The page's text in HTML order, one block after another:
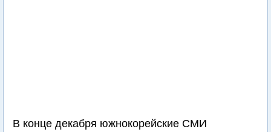
В конце декабря южнокорейские СМИ